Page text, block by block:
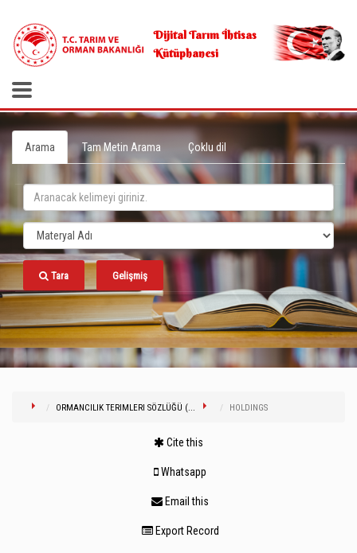
Dijital Tarım İhtisas
Kütüphanesi
Arama Tam Metin Arama Çoklu dil
Tara Gelişmiş
ORMANCILIK TERIMLERI SÖZLÜĞÜ (... HOLDINGS
Cite this
Whatsapp
Email this
Export Record